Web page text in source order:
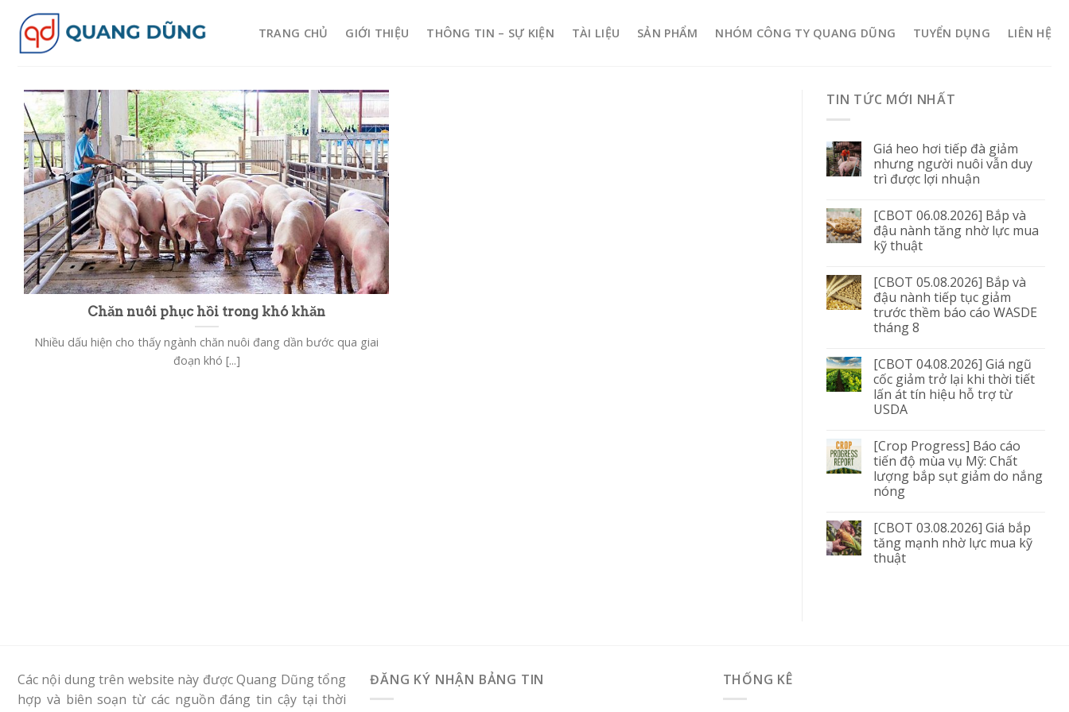
content
TRANG CHỦ GIỚI THIỆU THÔNG TIN – SỰ KIỆN TÀI LIỆU SẢN PHẨM NHÓM CÔNG TY QUANG DŨNG TUYỂN DỤNG LIÊN HỆ
Chăn nuôi phục hồi trong khó khăn
Nhiều dấu hiện cho thấy ngành chăn nuôi đang dần bước qua giai
đoạn khó [...]
TIN TỨC MỚI NHẤT
Giá heo hơi tiếp đà giảm
nhưng người nuôi vẫn duy
trì được lợi nhuận
[CBOT 06.08.2026] Bắp và
đậu nành tăng nhờ lực mua
kỹ thuật
[CBOT 05.08.2026] Bắp và
đậu nành tiếp tục giảm
trước thềm báo cáo WASDE
tháng 8
[CBOT 04.08.2026] Giá ngũ
cốc giảm trở lại khi thời tiết
lấn át tín hiệu hỗ trợ từ
USDA
[Crop Progress] Báo cáo
tiến độ mùa vụ Mỹ: Chất
lượng bắp sụt giảm do nắng
nóng
[CBOT 03.08.2026] Giá bắp
tăng mạnh nhờ lực mua kỹ
thuật
Các nội dung trên website này được Quang Dũng tổng
hợp và biên soạn từ các nguồn đáng tin cậy tại thời
ĐĂNG KÝ NHẬN BẢNG TIN THỐNG KÊ